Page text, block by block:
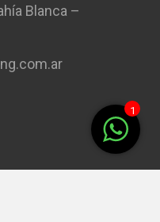
Blanca –
1